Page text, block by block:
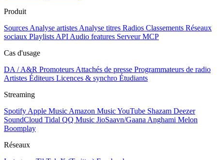
Produit
Sources Analyse artistes Analyse titres Radios Classements Réseaux
sociaux Playlists API Audio features Serveur MCP
Cas d'usage
DA / A&R Promoteurs Attachés de presse Programmateurs de radio
Artistes Éditeurs Licences & synchro Étudiants
Streaming
Spotify Apple Music Amazon MusicYouTube Shazam Deezer
SoundCloud Tidal QQ Music JioSaavn/Gaana Anghami Melon
Boomplay
Réseaux